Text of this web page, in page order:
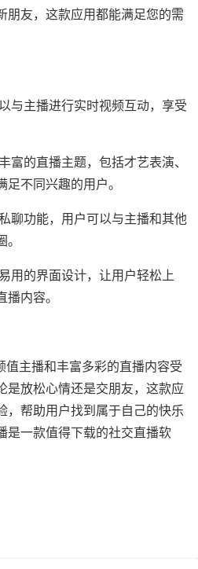
朋友，这款应用都能满足您的需
主播进行实时视频互动，享受
的直播主题，包括才艺表演、
不同兴趣的用户。
功能，用户可以与主播和其他
的界面设计，让用户轻松上
内容。
主播和丰富多彩的直播内容受
是放松心情还是交朋友，这款应
，帮助用户找到属于自己的快乐
是一款值得下载的社交直播软